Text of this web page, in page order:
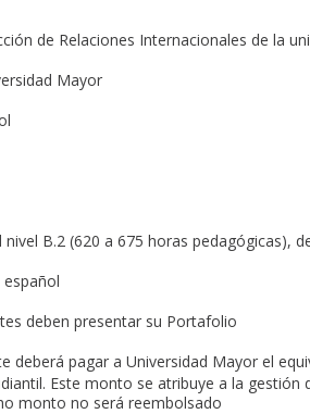
de Relaciones Internacionales de la
Mayor
B.2 (620 a 675 horas pedagógicas),
deben presentar su Portafolio
deberá pagar a Universidad Mayor el
Este monto se atribuye a la
monto no será reembolsado